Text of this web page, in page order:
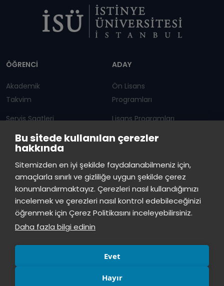
Bu sitede kullanılan çerezler
hakkında
Sitemizden en iyi şekilde faydalanabilmeniz için,
amaçlarla sınırlı ve gizliliğe uygun şekilde çerez
konumlandırmaktayız. Çerezleri nasıl kullandığımızı
incelemek ve çerezleri nasıl kontrol edebileceğinizi
öğrenmek için Çerez Politikasını inceleyebilirsiniz.
Daha fazla bilgi edinin
Evet
Hayır
ÖĞRENCİ
Akademik
Takvim
Servis Saatleri
Duyurular
ADAY
Ön Lisans
Programları
Lisans Programları
Lisansüstü
İSTİNYE
Basın
Kiti
İhaleler İstinye Post Kampüslerimiz
çevrimiçi
İstinye Üniversitesi
Merhaba! Size nasıl yardımcı
olabilirim?